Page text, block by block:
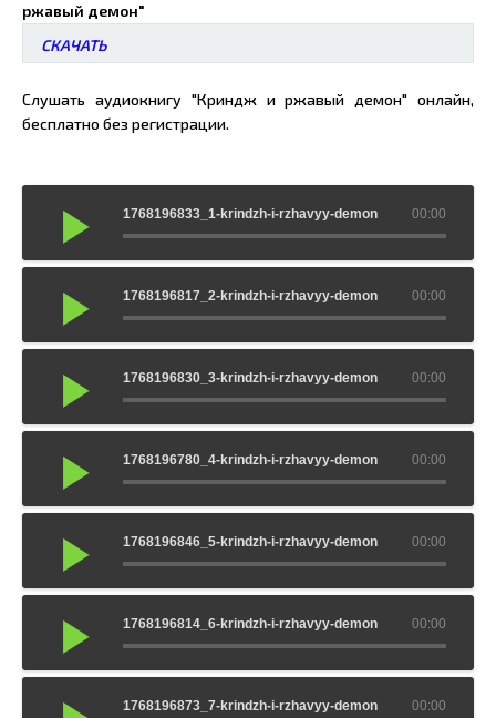
ржавый демон"
СКАЧАТЬ
Слушать аудиокнигу "Криндж и ржавый демон" онлайн,
бесплатно без регистрации.
00:00
1768196833_1-krindzh-i-rzhavyy-demon
00:00
1768196817_2-krindzh-i-rzhavyy-demon
00:00
1768196830_3-krindzh-i-rzhavyy-demon
00:00
1768196780_4-krindzh-i-rzhavyy-demon
00:00
1768196846_5-krindzh-i-rzhavyy-demon
00:00
1768196814_6-krindzh-i-rzhavyy-demon
00:00
1768196873_7-krindzh-i-rzhavyy-demon